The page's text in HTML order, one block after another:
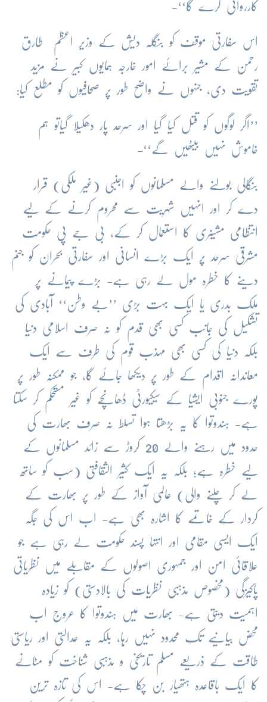
کارروائی کرے گا‘‘-
اس سفارتی موقف کو بنگلہ دیش کے وزیر اعظم طارق
رحمن کے مشیر برائے امور خارجہ ہمایوں کبیر نے مزید
تقویت دی، جنہوں نے واضح طور پر صحافیوں کو مطلع کیا:
’’اگر لوگوں کو قتل کیا گیا اور سرحد پار دھکیلا گیاتو ہم
خاموش نہیں بیٹھیں گے‘‘-
بنگالی بولنے والے مسلمانوں کو اجنبی (غیر ملکی) قرار
دے کر اور انہیں شہریت سے محروم کرنے کے لیے
انتظامی مشینری کا استعمال کر کے، بی جے پی حکومت
مشرقی سرحد پر ایک بڑے انسانی اور سفارتی بحران کو جنم
دینے کا خطرہ مول لے رہی ہے- بڑے پیمانے پر
ملک بدری یا ایک بہت بڑی ’’بے وطن‘‘ آبادی کی
تشکیل کی جانب کسی بھی قدم کو نہ صرف اسلامی دنیا
بلکہ دنیا کی کسی بھی مہذب قوم کی طرف سے ایک
معاندانہ اقدام کے طور پر دیکھا جائے گا، جو ممکنہ طور پر
پورے جنوبی ایشیا کے سیکیورٹی ڈھانچے کو غیر مستحکم کر سکتا
ہے- ہندوتوا کا یہ بڑھتا ہوا تسلط نہ صرف بھارت کی
حدود میں رہنے والے 20 کروڑ سے زائد مسلمانوں کے
لیے خطرہ ہے؛ بلکہ یہ ایک کثیر الثقافتی (سب کو ساتھ
لے کر چلنے والی) عالمی آواز کے طور پر بھارت کے
کردار کے خاتمے کا اشارہ بھی ہے- اب اس کی جگہ
ایک ایسی مقامی اور انتہا پسند حکومت لے رہی ہے جو
علاقائی امن اور جمہوری اصولوں کے مقابلے میں نظریاتی
پاکیزگی (مخصوص مذہبی نظریات کی بالادستی) کو زیادہ
اہمیت دیتی ہے- بھارت میں ہندوتوا کا عروج اب
محض بیانیے تک محدود نہیں رہا، بلکہ یہ عدالتی اور ریاستی
طاقت کے ذریعے مسلم تاریخی و مذہبی شناخت کو مٹانے
کا ایک باقاعدہ ہتھیار بن چکا ہے- اس کی تازہ ترین